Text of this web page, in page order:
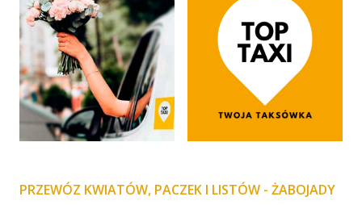
PRZEWÓZ KWIATÓW, PACZEK I LISTÓW - ŻABOJADY